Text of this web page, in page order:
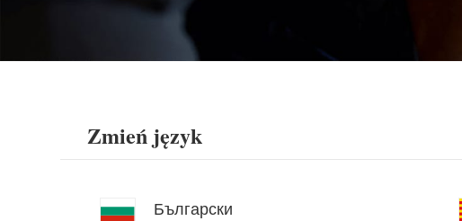
Zmień język
Български